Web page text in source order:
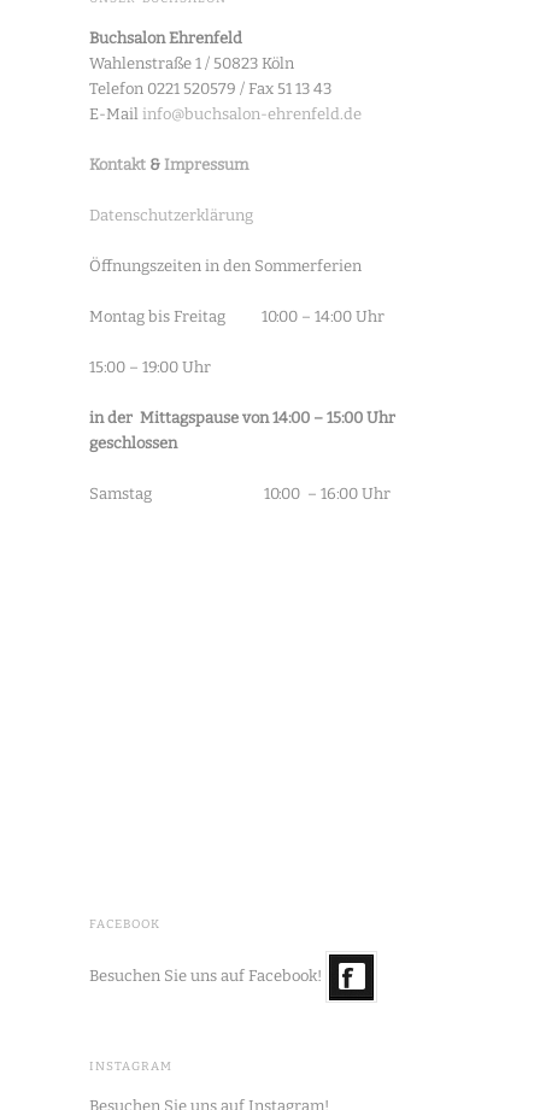
Buchsalon Ehrenfeld
Wahlenstraße 1 / 50823 Köln
Telefon 0221 520579 / Fax 51 13 43
E-Mail info@buchsalon-ehrenfeld.de
Kontakt & Impressum
Datenschutzerklärung
Öffnungszeiten in den Sommerferien
Montag bis Freitag 10:00 – 14:00 Uhr
15:00 – 19:00 Uhr
in der Mittagspause von 14:00 – 15:00 Uhr
geschlossen
Samstag 10:00 – 16:00 Uhr
FACEBOOK
Besuchen Sie uns auf Facebook!
INSTAGRAM
Besuchen Sie uns auf Instagram!